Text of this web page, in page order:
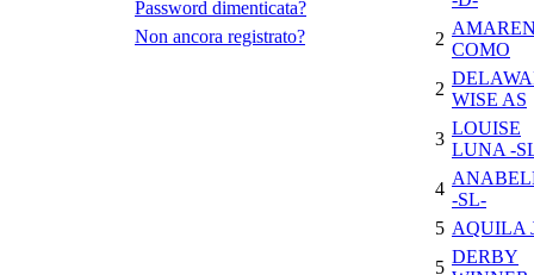
Password dimenticata?
Non ancora registrato?
2
COMO
2
WISE AS
3
LOUISE
LUNA -
4
-SL-
5 AQUILA
5
DERBY